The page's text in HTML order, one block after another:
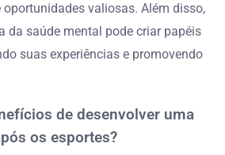
oportunidades valiosas. Além disso,
da saúde mental pode criar papéis
suas experiências e promovendo
de desenvolver uma
os esportes?